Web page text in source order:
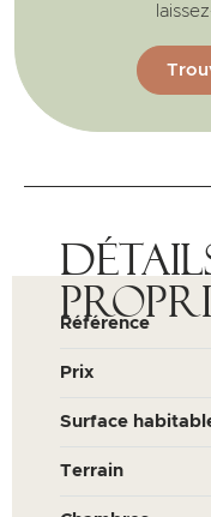
Référence
Prix
Surface
Terrain